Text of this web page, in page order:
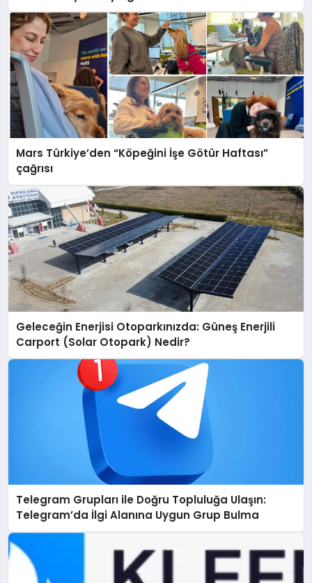
Mars Türkiye’den “Köpeğini İşe Götür Haftası”
çağrısı
Geleceğin Enerjisi Otoparkınızda: Güneş Enerjili
Carport (Solar Otopark) Nedir?
Telegram Grupları ile Doğru Topluluğa Ulaşın:
Telegram’da İlgi Alanına Uygun Grup Bulma